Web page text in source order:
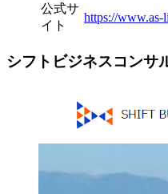
公式サ
イト
https://www.as-
シフトビジネスコンサ